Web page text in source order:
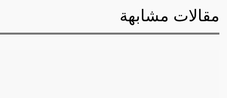
مقالات مشابهة